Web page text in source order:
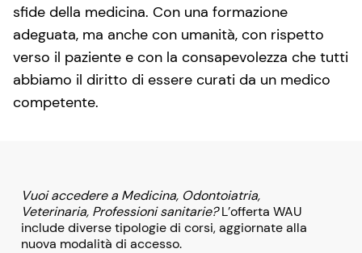
sfide della medicina. Con una formazione
adeguata, ma anche con umanità, con rispetto
verso il paziente e con la consapevolezza che tutti
abbiamo il diritto di essere curati da un medico
competente.
Vuoi accedere a Medicina, Odontoiatria,
Veterinaria, Professioni sanitarie?L’offerta WAU
include diverse tipologie di corsi, aggiornate alla
nuova modalità di accesso.